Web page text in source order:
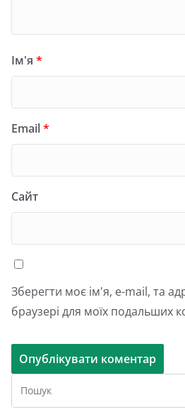
Ім'я *
Email*
Сайт
Зберегти моє ім'я, e-mail, та
браузері для моїх подальших